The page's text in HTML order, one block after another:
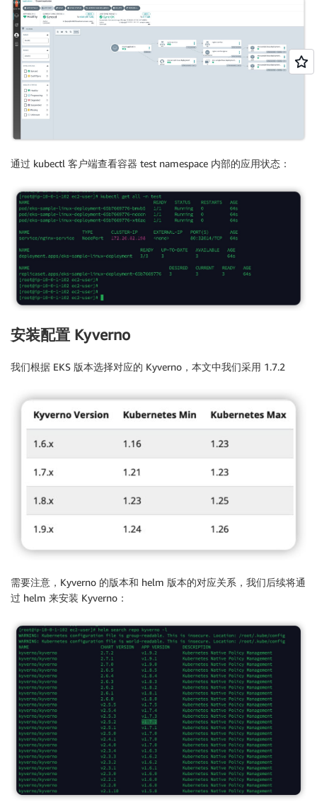
          containerPort: 80
        imagePullPolicy: IfNotPresent
      nodeSelector:
        kubernetes.io/os: linux
通过 kubectl 客户端查看容器 test namespace 内部的应用状态：
安装配置 Kyverno
我们根据 EKS 版本选择对应的 Kyverno，本文中我们采用 1.7.2
需要注意，Kyverno 的版本和 helm 版本的对应关系，我们后续将通
过 helm 来安装 Kyverno：